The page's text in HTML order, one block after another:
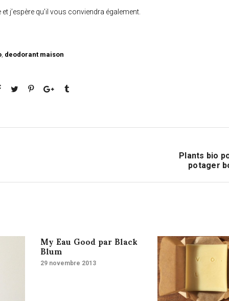
j’espère qu’il vous conviendra également.
, deodorant maison
Plants bio
potager
My Eau Good par Black
Blum
29 novembre 2013